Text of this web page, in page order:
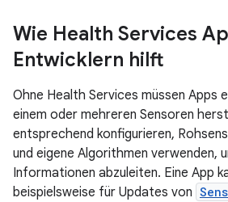
Wie Health Services
Entwicklern hilft
Ohne Health Services müssen Apps
einem oder mehreren Sensoren
entsprechend konfigurieren,
und eigene Algorithmen verwenden,
Informationen abzuleiten. Eine App
beispielsweise für Updates von